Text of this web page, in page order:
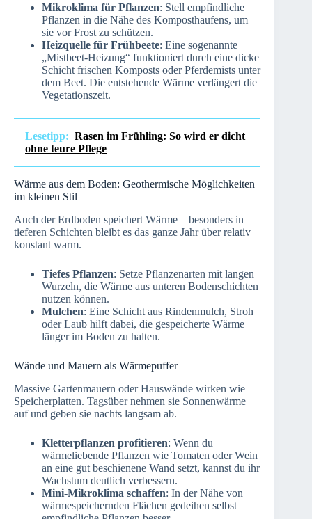
Mikroklima für Pflanzen: Stell empfindliche
Pflanzen in die Nähe des Komposthaufens, um
sie vor Frost zu schützen.
Heizquelle für Frühbeete: Eine sogenannte
„Mistbeet-Heizung“ funktioniert durch eine dicke
Schicht frischen Komposts oder Pferdemists unter
dem Beet. Die entstehende Wärme verlängert die
Vegetationszeit.
Lesetipp: Rasen im Frühling: So wird er dicht
ohne teure Pflege
Wärme aus dem Boden: Geothermische Möglichkeiten
im kleinen Stil
Auch der Erdboden speichert Wärme – besonders in
tieferen Schichten bleibt es das ganze Jahr über relativ
konstant warm.
Tiefes Pflanzen: Setze Pflanzenarten mit langen
Wurzeln, die Wärme aus unteren Bodenschichten
nutzen können.
Mulchen: Eine Schicht aus Rindenmulch, Stroh
oder Laub hilft dabei, die gespeicherte Wärme
länger im Boden zu halten.
Wände und Mauern als Wärmepuffer
Massive Gartenmauern oder Hauswände wirken wie
Speicherplatten. Tagsüber nehmen sie Sonnenwärme
auf und geben sie nachts langsam ab.
Kletterpflanzen profitieren: Wenn du
wärmeliebende Pflanzen wie Tomaten oder Wein
an eine gut beschienene Wand setzt, kannst du ihr
Wachstum deutlich verbessern.
Mini-Mikroklima schaffen: In der Nähe von
wärmespeichernden Flächen gedeihen selbst